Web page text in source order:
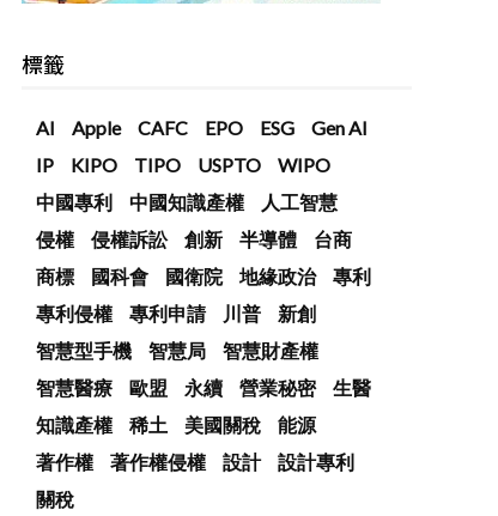
標籤
AI Apple CAFC EPO ESG
Gen AI
IP
KIPO TIPO USPTO
WIPO
中國專利
中國知識產權
人工智慧
侵權
侵權訴訟 創新 半導體
台商
商標
國科會 國衛院 地緣政治
專利
專利侵權
專利申請 川普
新創
智慧型手機
智慧局
智慧財產權
智慧醫療
歐盟 永續 營業秘密
生醫
知識產權
稀土 美國關稅
能源
著作權
著作權侵權 設計
設計專利
關稅